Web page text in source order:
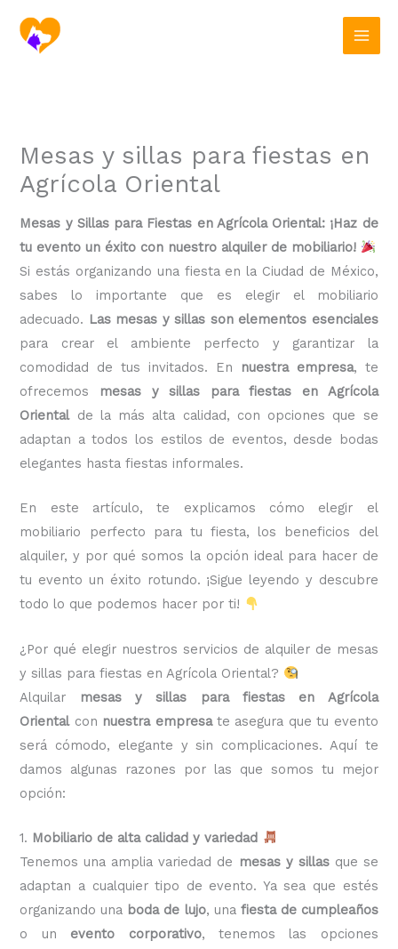
contenido
Mesas y sillas para fiestas en
Agrícola Oriental
Mesas y Sillas para Fiestas en Agrícola Oriental: ¡Haz de
tu evento un éxito con nuestro alquiler de mobiliario!
Si estás organizando una fiesta en la Ciudad de México,
sabes lo importante que es elegir el mobiliario
adecuado. Las mesas y sillas son elementos esenciales
para crear el ambiente perfecto y garantizar la
comodidad de tus invitados. En
nuestra empresa, te
ofrecemos
mesas y sillas para fiestas en Agrícola
Orientalde la más alta calidad, con opciones que se
adaptan a todos los estilos de eventos, desde bodas
elegantes hasta fiestas informales.
En este artículo, te explicamos cómo elegir el
mobiliario perfecto para tu fiesta, los beneficios del
alquiler, y por qué somos la opción ideal para hacer de
tu evento un éxito rotundo. ¡Sigue leyendo y descubre
todo lo que podemos hacer por ti!
¿Por qué elegir nuestros servicios de alquiler de mesas
y sillas para fiestas en Agrícola Oriental?
Alquilar
mesas y sillas para fiestas en Agrícola
Orientalcon nuestra empresate asegura que tu evento
será cómodo, elegante y sin complicaciones. Aquí te
damos algunas razones por las que somos tu mejor
opción:
1. Mobiliario de alta calidad y variedad
Tenemos una amplia variedad de mesas y sillasque se
adaptan a cualquier tipo de evento. Ya sea que estés
organizando una boda de lujo, una fiesta de cumpleaños
o un evento corporativo, tenemos las opciones